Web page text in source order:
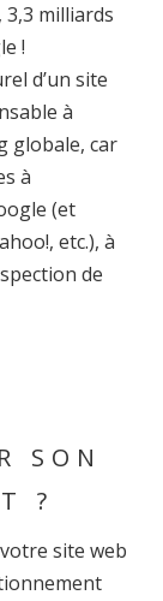
3,3 milliards
!
d’un site
à
globale, car
à
(et
etc.), à
de
SON
?
site web